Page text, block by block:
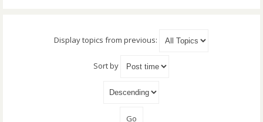
Display topics from previous:
Sort by